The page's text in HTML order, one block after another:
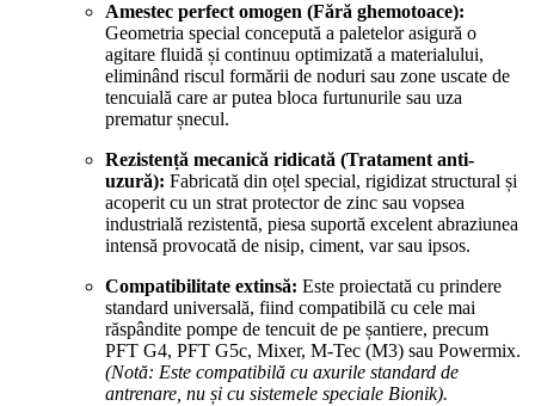
Amestec perfect omogen (Fără ghemotoace):
Geometria special concepută a paletelor asigură o
agitare fluidă și continuu optimizată a materialului,
eliminând riscul formării de noduri sau zone uscate de
tencuială care ar putea bloca furtunurile sau uza
prematur șnecul.
Rezistență mecanică ridicată (Tratament anti-
uzură): Fabricată din oțel special, rigidizat structural și
acoperit cu un strat protector de zinc sau vopsea
industrială rezistentă, piesa suportă excelent abraziunea
intensă provocată de nisip, ciment, var sau ipsos.
Compatibilitate extinsă: Este proiectată cu prindere
standard universală, fiind compatibilă cu cele mai
răspândite pompe de tencuit de pe șantiere, precum
PFT G4, PFT G5c, Mixer, M-Tec (M3) sau Powermix.
(Notă: Este compatibilă cu axurile standard de
antrenare, nu și cu sistemele speciale Bionik).